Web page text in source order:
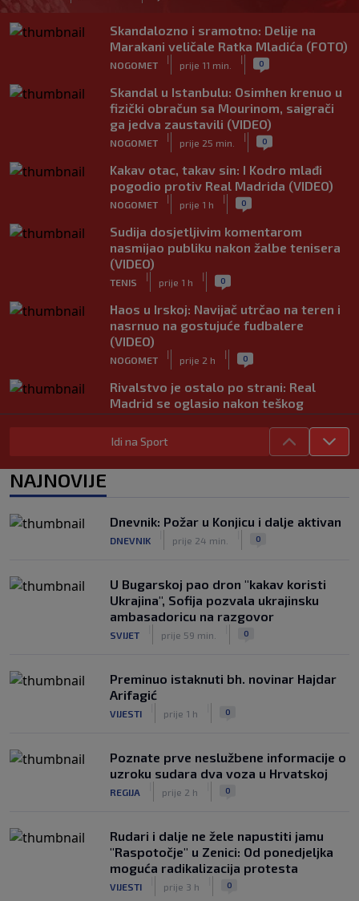
Skandalozno i sramotno: Delije na
Marakani veličale Ratka Mladića (FOTO)
NOGOMET
|
prije 11 min.
| 0
Skandal u Istanbulu: Osimhen krenuo u
fizički obračun sa Mourinom, saigrači
ga jedva zaustavili (VIDEO)
NOGOMET
|
prije 25 min.
| 0
Kakav otac, takav sin: I Kodro mlađi
pogodio protiv Real Madrida (VIDEO)
NOGOMET
|
prije 1 h
| 0
Sudija dosjetljivim komentarom
nasmijao publiku nakon žalbe tenisera
(VIDEO)
TENIS
|
prije 1 h
| 0
Haos u Irskoj: Navijač utrčao na teren i
nasrnuo na gostujuće fudbalere
(VIDEO)
NOGOMET
|
prije 2 h
| 0
Rivalstvo je ostalo po strani: Real
Madrid se oglasio nakon teškog
gubitka Lionela Messija
NOGOMET
prije 2 h
Infantino nekada poručivao: "Novac
NOGOMET
|
prije 3 h
|
Idi na Sport
NAJNOVIJE
Dnevnik: Požar u Konjicu i dalje aktivan
DNEVNIK prije 24 min. 0
U Bugarskoj pao dron "kakav koristi
Ukrajina", Sofija pozvala ukrajinsku
ambasadoricu na razgovor
SVIJET prije 59 min. 0
Preminuo istaknuti bh. novinar Hajdar
Arifagić
VIJESTI prije 1 h 0
Poznate prve neslužbene informacije o
uzroku sudara dva voza u Hrvatskoj
REGIJA prije 2 h 0
Rudari i dalje ne žele napustiti jamu
"Raspotočje" u Zenici: Od ponedjeljka
moguća radikalizacija protesta
VIJESTI prije 3 h 0